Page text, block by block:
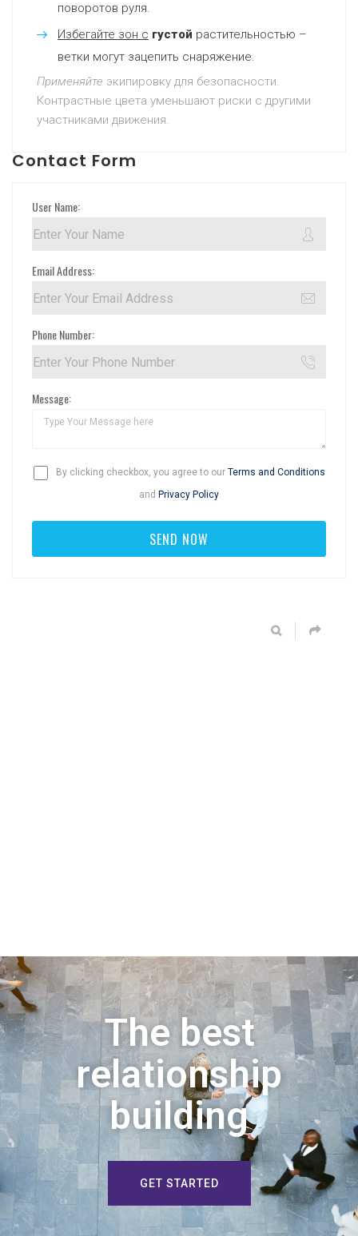
поворотов руля.
Избегайте зон с густой растительностью –
ветки могут зацепить снаряжение.
Применяйте экипировку для безопасности.
Контрастные цвета уменьшают риски с другими
участниками движения.
Contact Form
User Name:
Email Address:
Phone Number:
Message:
By clicking checkbox, you agree to our Terms and Conditions
and Privacy Policy
The best
relationship
building
GET STARTED